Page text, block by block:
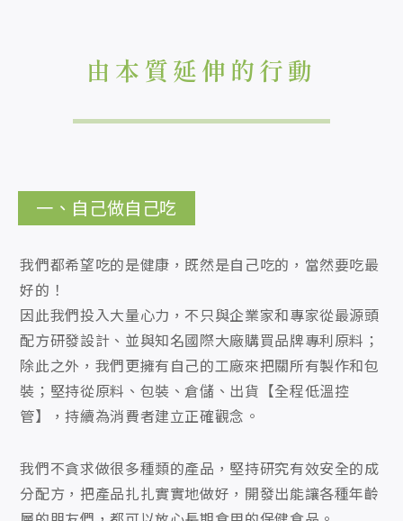
由本質延伸的行動
一、自己做自己吃
我們都希望吃的是健康，既然是自己吃的，當然要吃最
好的！
因此我們投入大量心力，不只與企業家和專家從最源頭
配方研發設計、並與知名國際大廠購買品牌專利原料；
除此之外，我們更擁有自己的工廠來把關所有製作和包
裝；堅持從原料、包裝、倉儲、出貨【全程低溫控
管】，持續為消費者建立正確觀念。
我們不貪求做很多種類的產品，堅持研究有效安全的成
分配方，把產品扎扎實實地做好，開發出能讓各種年齡